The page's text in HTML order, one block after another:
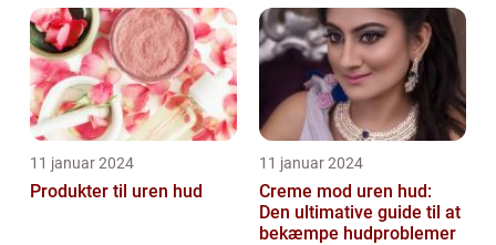
11 januar 2024
Produkter til uren hud
11 januar 2024
Creme mod uren hud:
Den ultimative guide til at
bekæmpe hudproblemer